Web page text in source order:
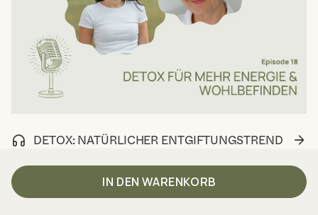
IN DEN WARENKORB
DETOX: NATÜRLICHER ENTGIFTUNGSTREND
In dieser Folge sprechen Bettina Mangold und Leonie